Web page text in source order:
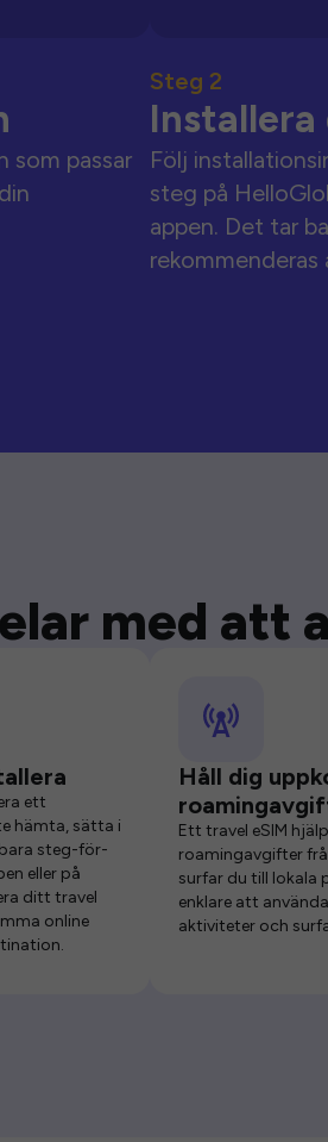
som passar
Steg 2
Installera
Följ
steg på
appen. Det tar
med att
ett
hämta, sätta i
steg-för-
eller på
ditt travel
online
Håll dig
Ett travel eSIM
roamingavgifter
surfar du till lokala
enklare att
aktiviteter och